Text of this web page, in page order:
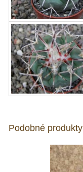
Podobné produkty